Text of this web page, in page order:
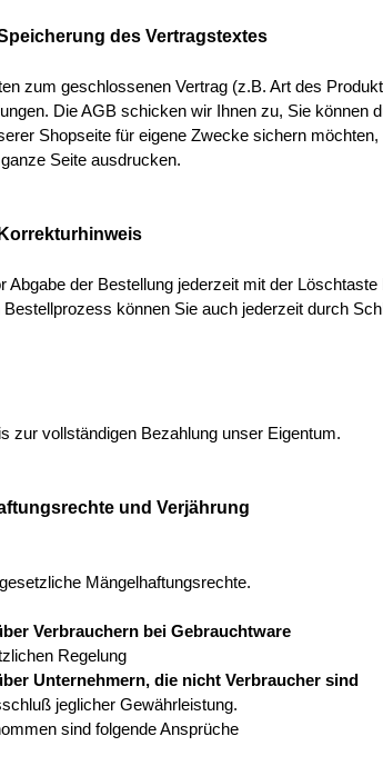
des Vertragstextes
zum geschlossenen Vertrag (z.B. Art des
Die AGB schicken wir Ihnen zu, Sie können
Shopseite für eigene Zwecke sichern
Seite ausdrucken.
Abgabe der Bestellung jederzeit mit der
können Sie auch jederzeit durch
zur vollständigen Bezahlung unser Eigentum.
und Verjährung
Mängelhaftungsrechte.
Verbrauchern bei Gebrauchtware
Regelung
Unternehmern, die nicht Verbraucher sind
jeglicher Gewährleistung.
sind folgende Ansprüche